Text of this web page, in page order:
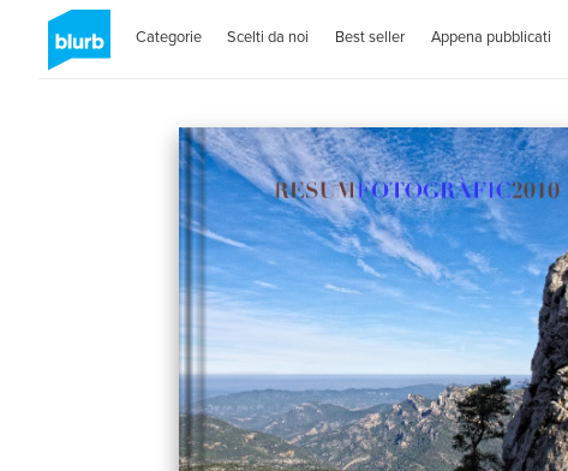
Categorie Scelti da noi Best seller Appena pubblicati